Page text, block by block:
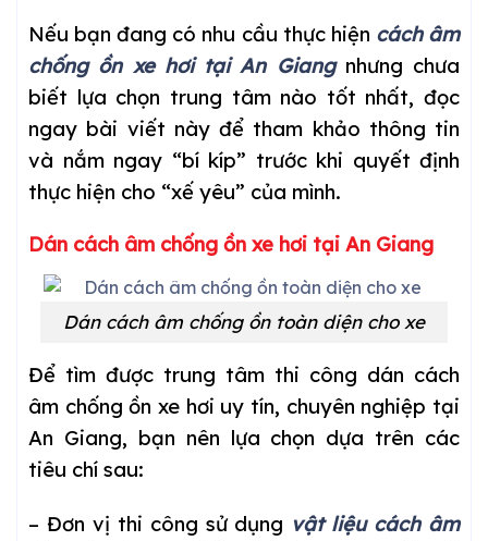
Nếu bạn đang có nhu cầu thực hiện cách âm
chống ồn xe hơi tại An Giangnhưng chưa
biết lựa chọn trung tâm nào tốt nhất, đọc
ngay bài viết này để tham khảo thông tin
và nắm ngay “bí kíp” trước khi quyết định
thực hiện cho “xế yêu” của mình.
Dán cách âm chống ồn xe hơi tại An Giang
Dán cách âm chống ồn toàn diện cho xe
Để tìm được trung tâm thi công dán cách
âm chống ồn xe hơi uy tín, chuyên nghiệp tại
An Giang, bạn nên lựa chọn dựa trên các
tiêu chí sau:
– Đơn vị thi công sử dụng vật liệu cách âm